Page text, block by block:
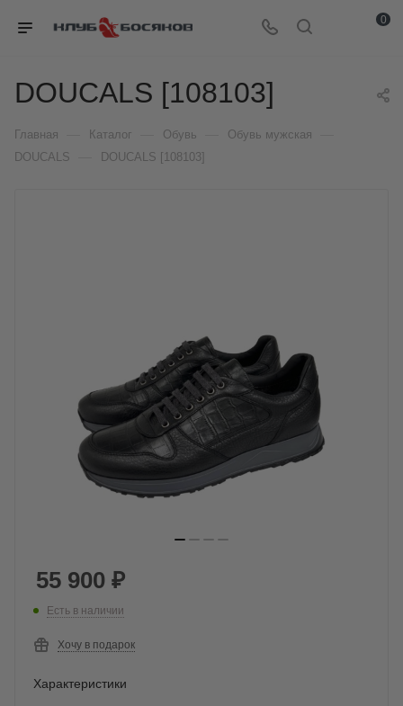
0
DOUCALS [108103]
Главная Каталог Обувь Обувь мужская
DOUCALS DOUCALS [108103]
55 900 ₽
Есть в наличии
Хочу в подарок
Характеристики